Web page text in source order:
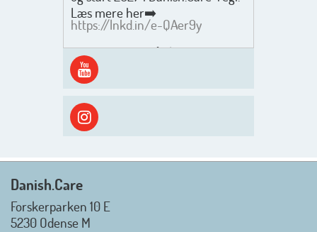
Læs mere her➡️
https://lnkd.in/e-QAer9y
Men inden det går løs med en
spændende og aktivt
efterårsæson, så går turen først
ud i solen, ned til vandet og ind i
skyggen igen. Danish.Care holder
sommerlukket i uge 29 + 30.
Mvh. Anders, Helle og Malthe
Danish.Care
Forskerparken 10 E
5230 Odense M